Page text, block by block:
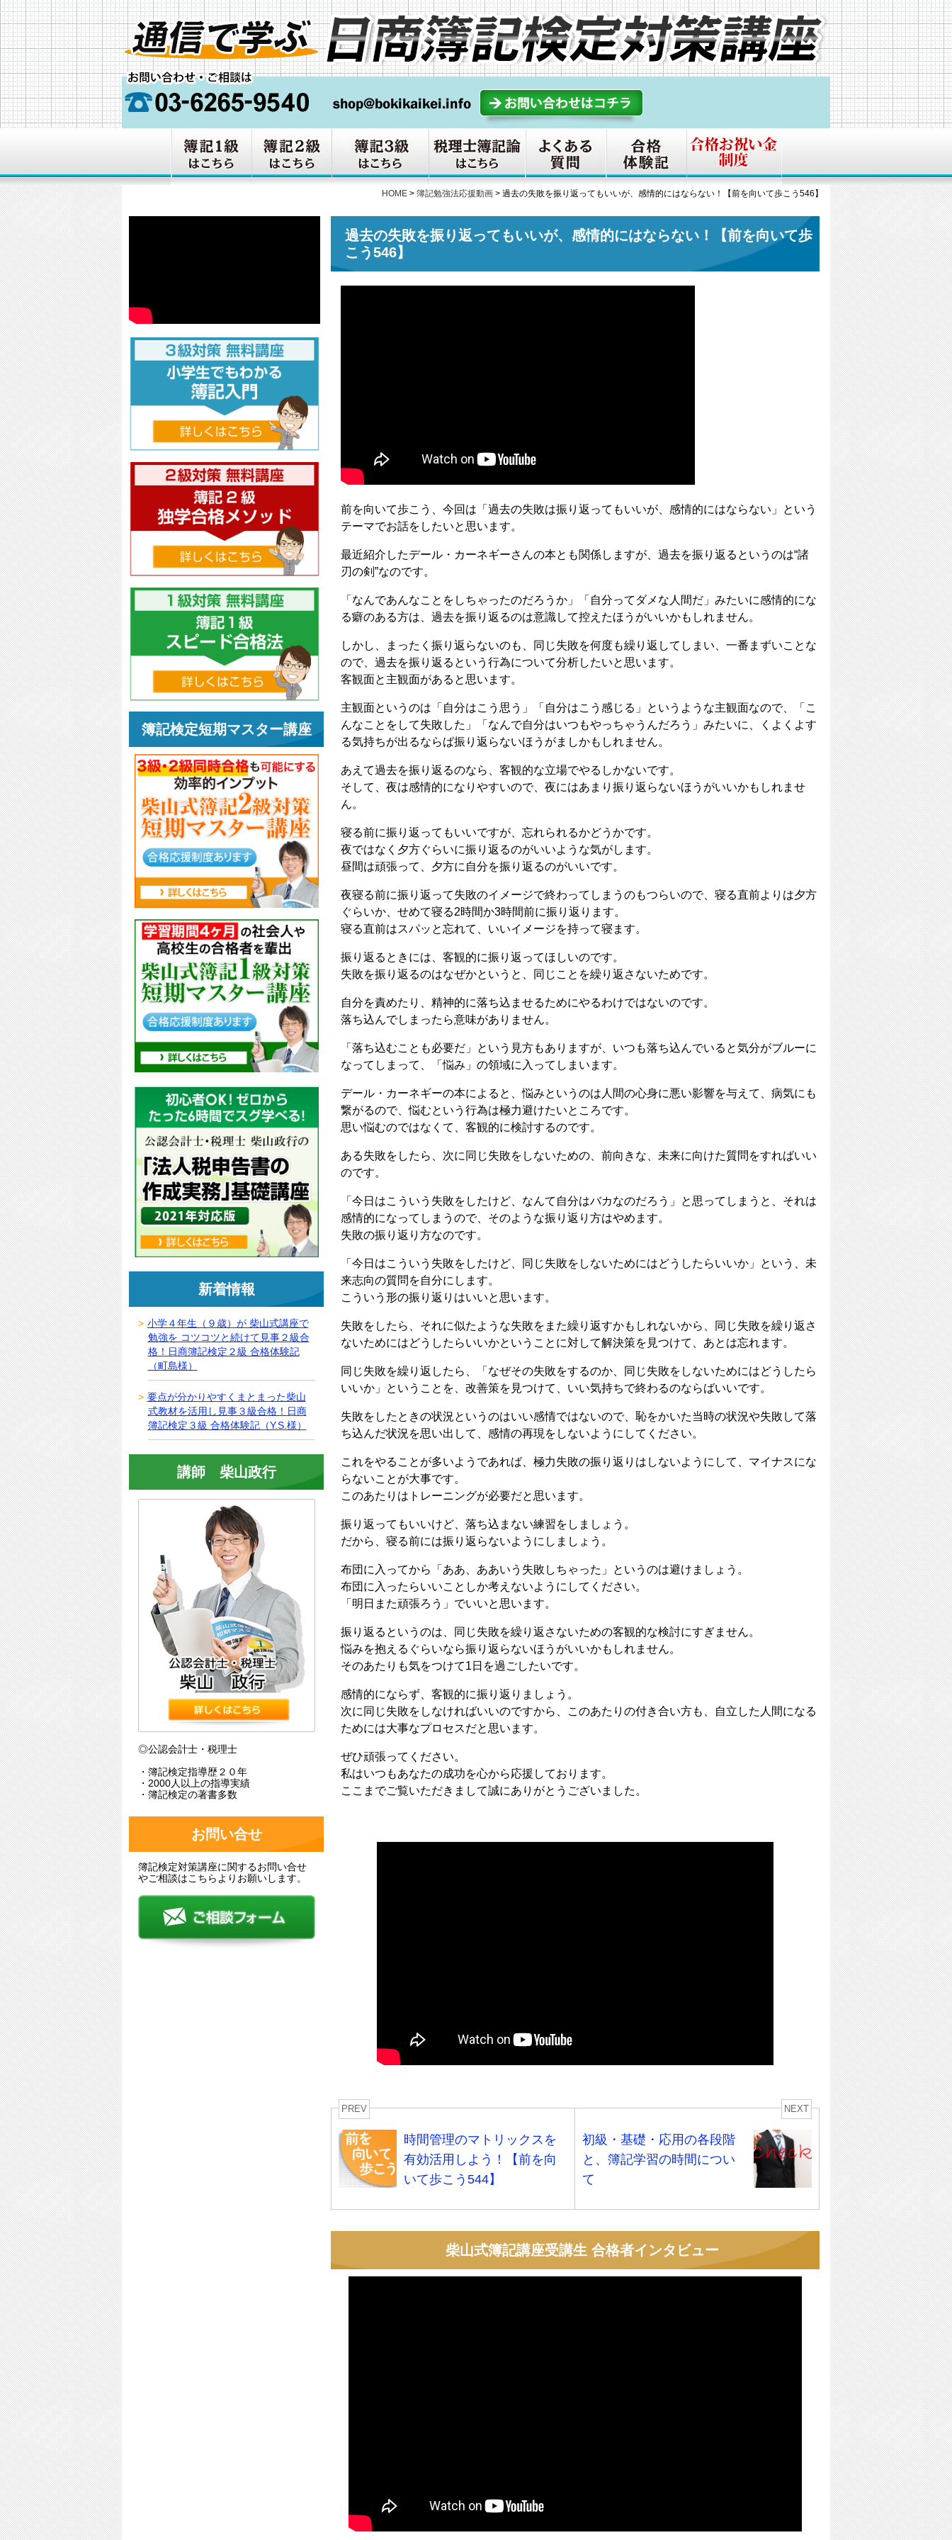
HOME > 簿記勉強法応援動画 > 過去の失敗を振り返ってもいいが、感情的にはならない！【前を向いて歩こう546】
過去の失敗を振り返ってもいいが、感情的にはならない！【前を向いて歩
こう546】
前を向いて歩こう、今回は「過去の失敗は振り返ってもいいが、感情的にはならない」という
テーマでお話をしたいと思います。
最近紹介したデール・カーネギーさんの本とも関係しますが、過去を振り返るというのは“諸
刃の剣”なのです。
「なんであんなことをしちゃったのだろうか」「自分ってダメな人間だ」みたいに感情的にな
る癖のある方は、過去を振り返るのは意識して控えたほうがいいかもしれません。
しかし、まったく振り返らないのも、同じ失敗を何度も繰り返してしまい、一番まずいことな
ので、過去を振り返るという行為について分析したいと思います。
客観面と主観面があると思います。
主観面というのは「自分はこう思う」「自分はこう感じる」というような主観面なので、「こ
んなことをして失敗した」「なんで自分はいつもやっちゃうんだろう」みたいに、くよくよす
る気持ちが出るならば振り返らないほうがましかもしれません。
あえて過去を振り返るのなら、客観的な立場でやるしかないです。
そして、夜は感情的になりやすいので、夜にはあまり振り返らないほうがいいかもしれませ
ん。
寝る前に振り返ってもいいですが、忘れられるかどうかです。
夜ではなく夕方ぐらいに振り返るのがいいような気がします。
昼間は頑張って、夕方に自分を振り返るのがいいです。
夜寝る前に振り返って失敗のイメージで終わってしまうのもつらいので、寝る直前よりは夕方
ぐらいか、せめて寝る2時間か3時間前に振り返ります。
寝る直前はスパッと忘れて、いいイメージを持って寝ます。
振り返るときには、客観的に振り返ってほしいのです。
失敗を振り返るのはなぜかというと、同じことを繰り返さないためです。
自分を責めたり、精神的に落ち込ませるためにやるわけではないのです。
落ち込んでしまったら意味がありません。
「落ち込むことも必要だ」という見方もありますが、いつも落ち込んでいると気分がブルーに
なってしまって、「悩み」の領域に入ってしまいます。
デール・カーネギーの本によると、悩みというのは人間の心身に悪い影響を与えて、病気にも
繋がるので、悩むという行為は極力避けたいところです。
思い悩むのではなくて、客観的に検討するのです。
ある失敗をしたら、次に同じ失敗をしないための、前向きな、未来に向けた質問をすればいい
のです。
「今日はこういう失敗をしたけど、なんて自分はバカなのだろう」と思ってしまうと、それは
感情的になってしまうので、そのような振り返り方はやめます。
失敗の振り返り方なのです。
「今日はこういう失敗をしたけど、同じ失敗をしないためにはどうしたらいいか」という、未
来志向の質問を自分にします。
こういう形の振り返りはいいと思います。
失敗をしたら、それに似たような失敗をまた繰り返すかもしれないから、同じ失敗を繰り返さ
ないためにはどうしたらいいかということに対して解決策を見つけて、あとは忘れます。
同じ失敗を繰り返したら、「なぜその失敗をするのか、同じ失敗をしないためにはどうしたら
いいか」ということを、改善策を見つけて、いい気持ちで終わるのならばいいです。
失敗をしたときの状況というのはいい感情ではないので、恥をかいた当時の状況や失敗して落
ち込んだ状況を思い出して、感情の再現をしないようにしてください。
これをやることが多いようであれば、極力失敗の振り返りはしないようにして、マイナスにな
らないことが大事です。
このあたりはトレーニングが必要だと思います。
振り返ってもいいけど、落ち込まない練習をしましょう。
だから、寝る前には振り返らないようにしましょう。
布団に入ってから「ああ、ああいう失敗しちゃった」というのは避けましょう。
布団に入ったらいいことしか考えないようにしてください。
「明日また頑張ろう」でいいと思います。
振り返るというのは、同じ失敗を繰り返さないための客観的な検討にすぎません。
悩みを抱えるぐらいなら振り返らないほうがいいかもしれません。
そのあたりも気をつけて1日を過ごしたいです。
感情的にならず、客観的に振り返りましょう。
次に同じ失敗をしなければいいのですから、このあたりの付き合い方も、自立した人間になる
ためには大事なプロセスだと思います。
ぜひ頑張ってください。
私はいつもあなたの成功を心から応援しております。
ここまでご覧いただきまして誠にありがとうございました。
PREV
時間管理のマトリックスを
有効活用しよう！【前を向
いて歩こう544】
NEXT
初級・基礎・応用の各段階
と、簿記学習の時間につい
て
柴山式簿記講座受講生 合格者インタビュー
簿記検定短期マスター講座
新着情報
小学４年生（９歳）が 柴山式講座で
勉強を コツコツと続けて見事２級合
格！日商簿記検定２級 合格体験記
（町島様）
要点が分かりやすくまとまった柴山
式教材を活用し見事３級合格！日商
簿記検定３級 合格体験記（Y.S.様）
講師 柴山政行
◎公認会計士・税理士
・簿記検定指導歴２０年
・2000人以上の指導実績
・簿記検定の著書多数
お問い合せ
簿記検定対策講座に関するお問い合せ
やご相談はこちらよりお願いします。